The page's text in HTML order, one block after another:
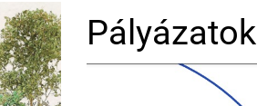
Pályázatok